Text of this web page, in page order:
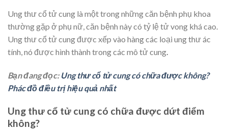
Ung thư cổ tử cung là một trong những căn bệnh phụ khoa
thường gặp ở phụ nữ, căn bệnh này có tỷ lệ tử vong khá cao.
Ung thư cổ tử cung được xếp vào hàng các loại ung thư ác
tính, nó được hình thành trong các mô tử cung.
Bạn đang đọc: Ung thư cổ tử cung có chữa được không?
Phác đồ điều trị hiệu quả nhất
Ung thư cổ tử cung có chữa được dứt điểm
không?